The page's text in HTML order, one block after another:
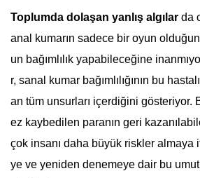
Toplumda dolaşan yanlış algılar da
anal kumarın sadece bir oyun
un bağımlılık yapabileceğine
r, sanal kumar bağımlılığının bu
an tüm unsurları içerdiğini gösteriyor.
ez kaybedilen paranın geri
çok insanı daha büyük riskler almaya
ye ve yeniden denemeye dair bu